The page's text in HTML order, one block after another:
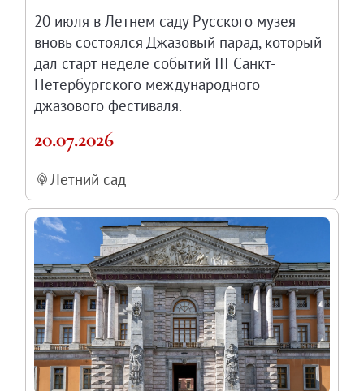
20 июля в Летнем саду Русского музея
вновь состоялся Джазовый парад, который
дал старт неделе событий III Санкт-
Петербургского международного
джазового фестиваля.
20.07.2026
Летний сад